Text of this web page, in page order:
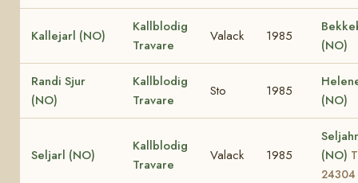
Kallejarl (NO)
Kallblodig
Travare
Valack 1985
(NO)
Randi Sjur
(NO)
Kallblodig
Travare
Sto 1985
(NO)
Seljarl (NO)
Kallblodig
Travare
Valack 1985
(NO)
24304